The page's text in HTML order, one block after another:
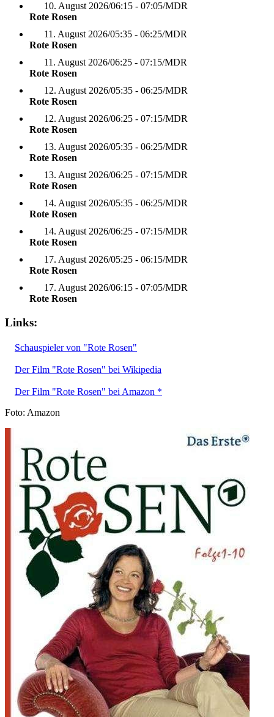
10. August 2026/06:15 - 07:05/MDR
Rote Rosen
11. August 2026/05:35 - 06:25/MDR
Rote Rosen
11. August 2026/06:25 - 07:15/MDR
Rote Rosen
12. August 2026/05:35 - 06:25/MDR
Rote Rosen
12. August 2026/06:25 - 07:15/MDR
Rote Rosen
13. August 2026/05:35 - 06:25/MDR
Rote Rosen
13. August 2026/06:25 - 07:15/MDR
Rote Rosen
14. August 2026/05:35 - 06:25/MDR
Rote Rosen
14. August 2026/06:25 - 07:15/MDR
Rote Rosen
17. August 2026/05:25 - 06:15/MDR
Rote Rosen
17. August 2026/06:15 - 07:05/MDR
Rote Rosen
Links:
Schauspieler von "Rote Rosen"
Der Film "Rote Rosen" bei Wikipedia
Der Film "Rote Rosen" bei Amazon *
Foto: Amazon